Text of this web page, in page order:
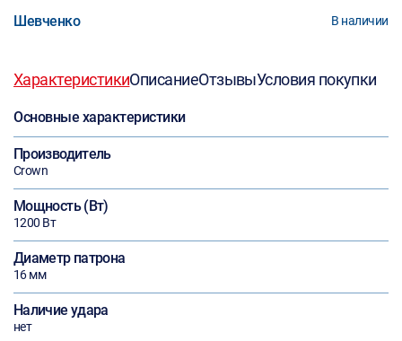
Шевченко В наличии
ХарактеристикиОписаниеОтзывыУсловия покупки
Основные характеристики
Производитель
Crown
Мощность (Вт)
1200 Вт
Диаметр патрона
16 мм
Наличие удара
нет